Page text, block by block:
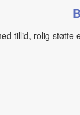
tillid, rolig